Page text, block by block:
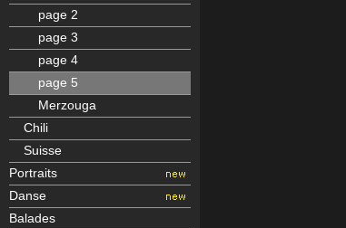
page 2
page 3
page 4
page 5
Merzouga
Chili
Suisse
Portraits
Danse
Balades